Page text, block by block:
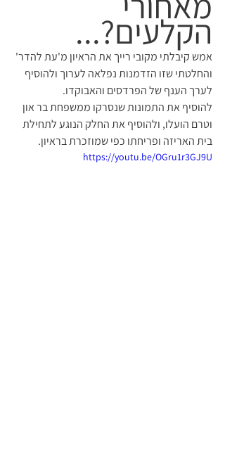
הקלעים?...
אמש קיבלתי מקובי רייך את הראיון מ'עת להדר'
והחלטתי שזו הזדמנות נפלאה לערוך ולהוסיף
לערך הענף של הפרדסים והאבוקדו.
להוסיף את התמונות שנסרקו ממשפחת בר און
וטרם הועלו, ולהוסיף את החלק הנוגע לתחילת
בית האריזה ופריחתו כפי שמוזכרת בראיון.
https://youtu.be/OGru1r3GJ9U